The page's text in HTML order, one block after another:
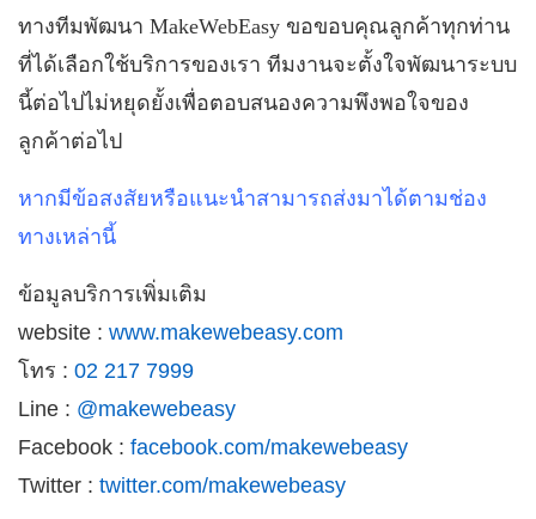
ทางทีมพัฒนา MakeWebEasy ขอขอบคุณลูกค้าทุกท่าน
ที่ได้เลือกใช้บริการของเรา ทีมงานจะตั้งใจพัฒนาระบบ
นี้ต่อไปไม่หยุดยั้งเพื่อตอบสนองความพึงพอใจของ
ลูกค้าต่อไป
หากมีข้อสงสัยหรือแนะนำสามารถส่งมาได้ตามช่อง
ทางเหล่านี้
ข้อมูลบริการเพิ่มเติม
website : www.makewebeasy.com
โทร : 02 217 7999
Line : @makewebeasy
Facebook : facebook.com/makewebeasy
Twitter : twitter.com/makewebeasy